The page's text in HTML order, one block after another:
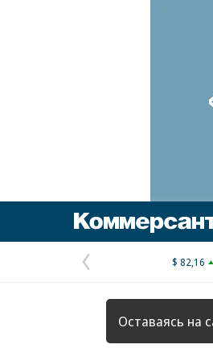
Предыдущая
страница
$ 82,16
Оставаясь на